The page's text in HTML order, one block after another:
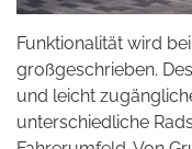
Funktionalität wird
großgeschrieben.
und leicht
unterschiedliche